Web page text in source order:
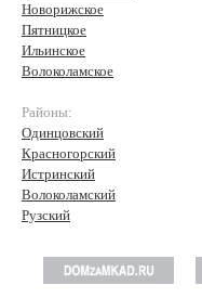
Новорижское
Пятницкое
Ильинское
Волоколамское
Районы:
Одинцовский
Красногорский
Истринский
Волоколамский
Рузский